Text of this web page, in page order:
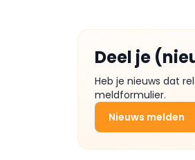
Deel je
Heb je nieuws dat
meldformulier.
Nieuws melden